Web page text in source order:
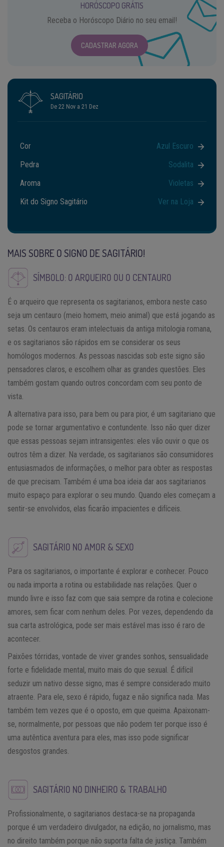
HORÓSCOPO GRÁTIS
Receba o Horóscopo Diário no seu email!
CADASTRAR AGORA
SAGITÁRIO
De 22 Nov a 21 Dez
Cor
Azul Escuro
Pedra
Sodalita
Aroma
Violetas
Kit do Signo Sagitário
Ver na Loja
MAIS SOBRE O SIGNO DE SAGITÁRIO!
SÍMBOLO: O ARQUEIRO OU O CENTAURO
É o arqueiro que representa os sagitarianos, embora neste caso
seja um centauro (meio homem, meio animal) que está jogando as
setas. Os centauros eram intelectuais da antiga mitologia romana,
e os sagitarianos são rápidos em se considerar os seus
homólogos modernos. As pessoas nascidas sob este signo são
pensadores claros, e escolhem olhar as grandes questões. Eles
também gostam quando outros concordam com seu ponto de
vista.
A alternativa para isso, para bem ou para pior, é um sagitariano que
pode se tornar argumentativo e contundente. Isso não quer dizer
que essas pessoas sejam intransigentes: eles vão ouvir o que os
outros têm a dizer. Na verdade, os sagitarianos são consumidores
entusiasmados de informações, o melhor para obter as respostas
de que precisam. Também é uma boa ideia dar aos sagitarianos
muito espaço para explorar o seu mundo. Quando eles começam a
sentir-se envolvidos, elas ficarão impacientes e difíceis.
SAGITÁRIO NO AMOR & SEXO
Para os sagitarianos, o importante é explorar e conhecer. Pouco
ou nada importa a rotina ou estabilidade nas relações. Quer o
mundo livre e isso faz com que saia sempre da rotina e colecione
amores, sem ficar com nenhum deles. Por vezes, dependendo da
sua carta astrológica, pode ser mais estável mas isso é raro de
acontecer.
Paixões tórridas, vontade de viver grandes sonhos, sensualidade
forte e fidelidade mental, muito mais do que sexual. É difícil
seduzir um nativo desse signo, mas é sempre considerado muito
atraente. Para ele, sexo é rápido, fugaz e não significa nada. Mas
também tem vezes que é o oposto, em que queima. Apaixonam-
se, normalmente, por pessoas que não podem ter porque isso é
uma autêntica aventura para eles, mas isso pode significar
desgostos grandes.
SAGITÁRIO NO DINHEIRO & TRABALHO
Profissionalmente, o sagitarianos destaca-se na propaganda
porque é um verdadeiro divulgador, na edição, no jornalismo, mas
no direito também porque não suporta falta de justiça. Também